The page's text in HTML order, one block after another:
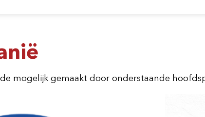
mogelijk gemaakt door onderstaande